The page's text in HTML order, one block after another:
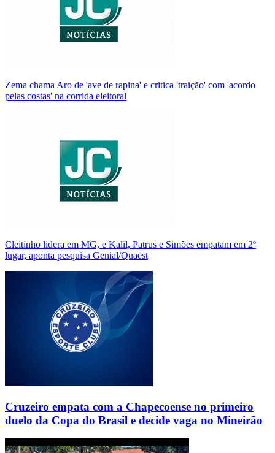
Zema chama Aro de 'ave de rapina' e critica 'traição' com 'acordo
pelas costas' na corrida eleitoral
Cleitinho lidera em MG, e Kalil, Patrus e Simões empatam em 2º
lugar, aponta pesquisa Genial/Quaest
Cruzeiro empata com a Chapecoense no primeiro
duelo da Copa do Brasil e decide vaga no Mineirão